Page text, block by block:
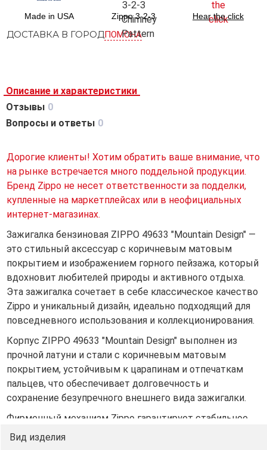
Made in USA Zippo 3-2-3 Hear the click
ДОСТАВКА В ГОРОДПОМОНА
Описание и характеристики
Отзывы 0
Вопросы и ответы 0
Дорогие клиенты! Хотим обратить ваше внимание, что
на рынке встречается много поддельной продукции.
Бренд Zippo не несет ответственности за подделки,
купленные на маркетплейсах или в неофициальных
интернет-магазинах.
Зажигалка бензиновая ZIPPO 49633 "Mountain Design" —
это стильный аксессуар с коричневым матовым
покрытием и изображением горного пейзажа, который
вдохновит любителей природы и активного отдыха.
Эта зажигалка сочетает в себе классическое качество
Zippo и уникальный дизайн, идеально подходящий для
повседневного использования и коллекционирования.
Корпус ZIPPO 49633 "Mountain Design" выполнен из
прочной латуни и стали с коричневым матовым
покрытием, устойчивым к царапинам и отпечаткам
пальцев, что обеспечивает долговечность и
сохранение безупречного внешнего вида зажигалки.
Фирменный механизм Zippo гарантирует стабильное
пламя даже в ветреную погоду благодаря уникальной
Вид изделия